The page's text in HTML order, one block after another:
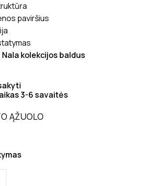
paviršius
kolekcijos baldus
3-6 savaitės
ĄŽUOLO